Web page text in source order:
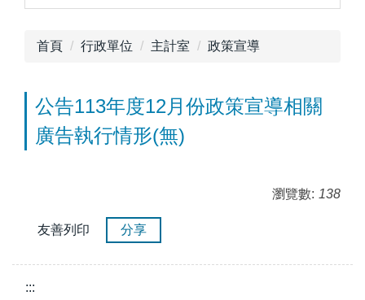
首頁 行政單位 主計室 政策宣導
公告113年度12月份政策宣導相關
廣告執行情形(無)
瀏覽數: 138
友善列印 分享
:::